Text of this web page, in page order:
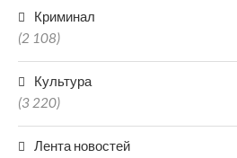
Криминал
(2 108)
Культура
(3 220)
Лента новостей